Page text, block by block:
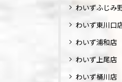
わいずふじみ
わいず東川口
わいず浦和店
わいず上尾店
わいず桶川店